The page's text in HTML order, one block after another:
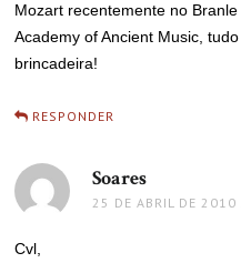
Mozart recentemente no
Academy of Ancient Music,
brincadeira!
RESPONDER
Soares
25 DE ABRIL DE
Cvl,